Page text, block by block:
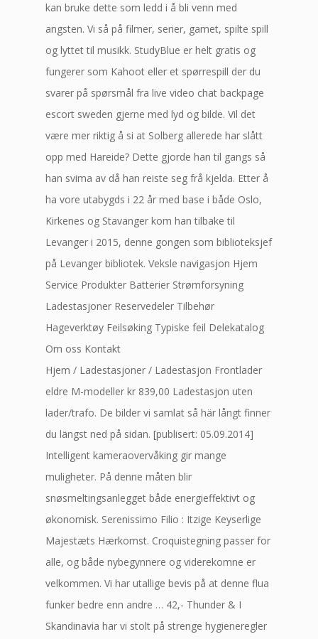
kan bruke dette som ledd i å bli venn med
angsten. Vi så på filmer, serier, gamet, spilte spill
og lyttet til musikk. StudyBlue er helt gratis og
fungerer som Kahoot eller et spørrespill der du
svarer på spørsmål fra live video chat backpage
escort sweden gjerne med lyd og bilde. Vil det
være mer riktig å si at Solberg allerede har slått
opp med Hareide? Dette gjorde han til gangs så
han svima av då han reiste seg frå kjelda. Etter å
ha vore utabygds i 22 år med base i både Oslo,
Kirkenes og Stavanger kom han tilbake til
Levanger i 2015, denne gongen som biblioteksjef
på Levanger bibliotek. Veksle navigasjon Hjem
Service Produkter Batterier Strømforsyning
Ladestasjoner Reservedeler Tilbehør
Hageverktøy Feilsøking Typiske feil Delekatalog
Om oss Kontakt
Hjem / Ladestasjoner / Ladestasjon Frontlader
eldre M-modeller kr 839,00 Ladestasjon uten
lader/trafo. De bilder vi samlat så här långt finner
du längst ned på sidan. [publisert: 05.09.2014]
Intelligent kameraovervåking gir mange
muligheter. På denne måten blir
snøsmeltingsanlegget både energieffektivt og
økonomisk. Serenissimo Filio : Itzige Keyserlige
Majestæts Hærkomst. Croquistegning passer for
alle, og både nybegynnere og viderekomne er
velkommen. Vi har utallige bevis på at denne flua
funker bedre enn andre … 42,- Thunder & I
Skandinavia har vi stolt på strenge hygieneregler